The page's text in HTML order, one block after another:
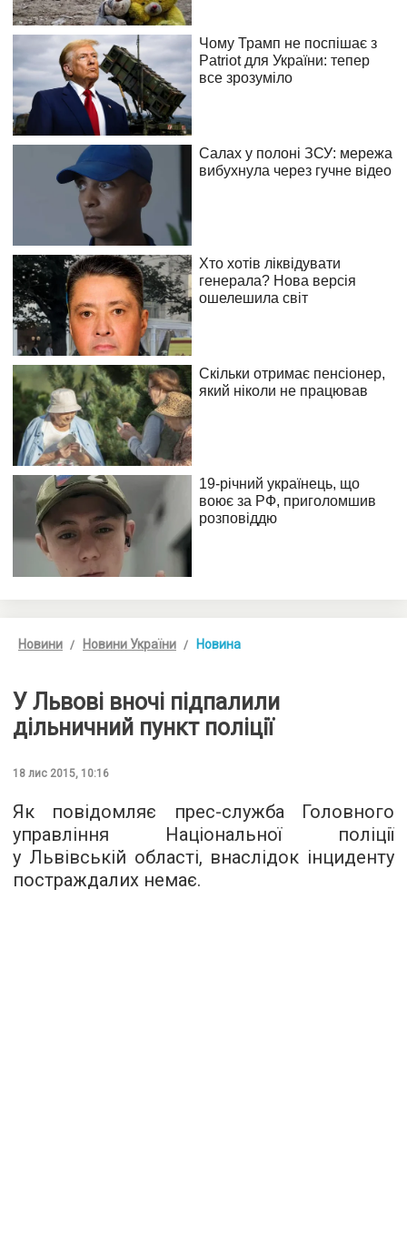
Новини Новини України Новина
У Львові вночі підпалили
дільничний пункт поліції
18 лис 2015, 10:16
Як повідомляє прес-служба Головного
управління Національної поліції
у Львівській області, внаслідок інциденту
постраждалих немає.